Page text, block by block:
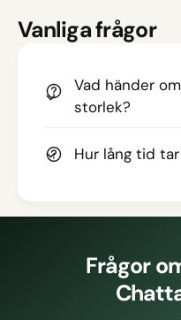
Vanliga frågor
Vad händer
storlek?
Hur lång tid
Frågor